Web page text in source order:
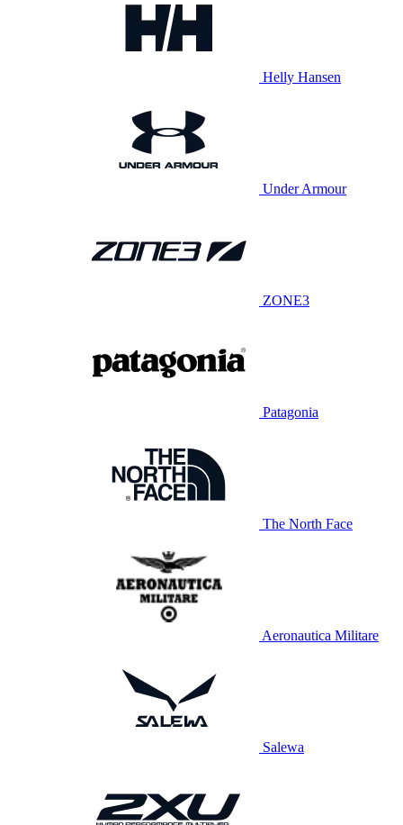
Helly Hansen
Under Armour
ZONE3
Patagonia
The North Face
Aeronautica Militare
Salewa